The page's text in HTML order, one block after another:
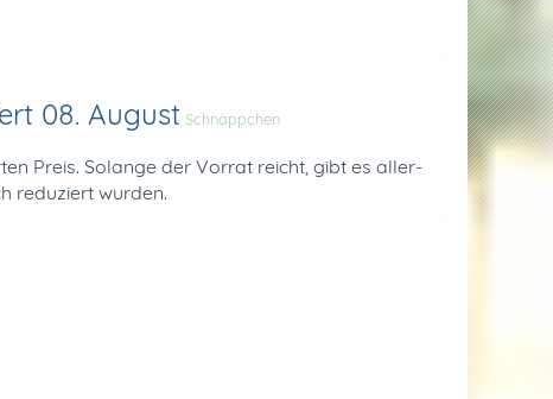
08. August Schnäppchen
Preis. So­lange der Vor­rat reicht, gibt es al­ler­
re­du­ziert wur­den.